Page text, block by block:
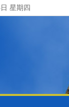
星期四